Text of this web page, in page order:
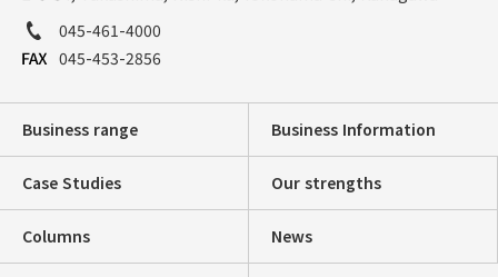
045-461-4000
045-453-2856
Business range Business Information
Case Studies Our strengths
Columns News